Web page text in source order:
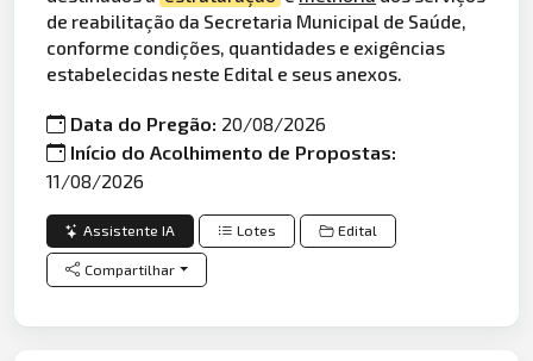
de reabilitação da Secretaria Municipal de Saúde,
conforme condições, quantidades e exigências
estabelecidas neste Edital e seus anexos.
Data do Pregão: 20/08/2026
Início do Acolhimento de Propostas:
11/08/2026
Assistente IA Lotes Edital
Compartilhar